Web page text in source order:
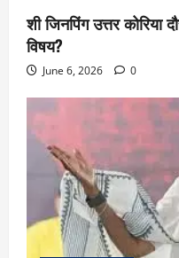
शी जिनपिंग उत्तर कोरिया
विषय?
June 6, 2026 0